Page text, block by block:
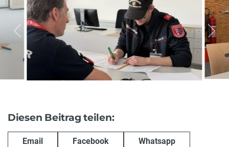
vorherige
Diesen Beitrag teilen:
Email Facebook Whatsapp